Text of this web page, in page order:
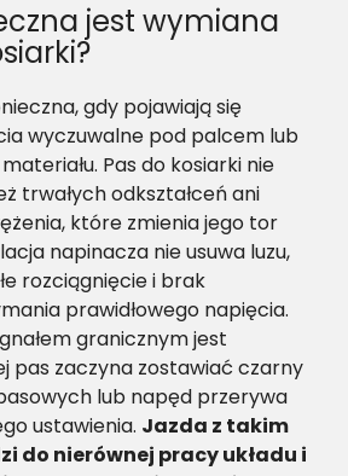
jest wymiana
gdy pojawiają się
wyczuwalne pod palcem lub
Pas do kosiarki nie
trwałych odkształceń ani
które zmienia jego tor
napinacza nie usuwa luzu,
rozciągnięcie i brak
prawidłowego napięcia.
granicznym jest
pas zaczyna zostawiać czarny
lub napęd przerywa
ustawienia. Jazda z takim
do nierównej pracy układu i